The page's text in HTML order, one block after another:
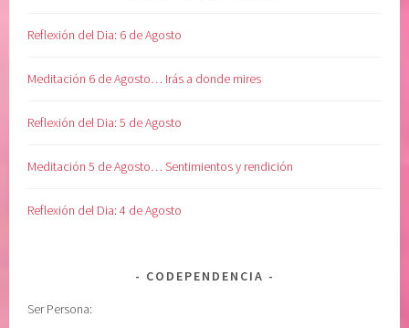
Reflexión del Dia: 6 de Agosto
Meditación 6 de Agosto… Irás a donde mires
Reflexión del Dia: 5 de Agosto
Meditación 5 de Agosto… Sentimientos y rendición
Reflexión del Dia: 4 de Agosto
CODEPENDENCIA
Ser Persona: